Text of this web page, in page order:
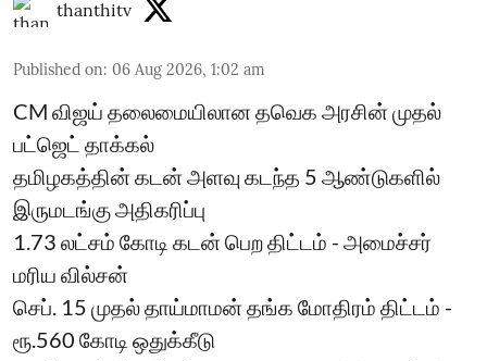
thanthitv
Published on: 06 Aug 2026, 1:02 am
CM விஜய் தலைமையிலான தவெக அரசின் முதல்
பட்ஜெட் தாக்கல்
தமிழகத்தின் கடன் அளவு கடந்த 5 ஆண்டுகளில்
இருமடங்கு அதிகரிப்பு
1.73 லட்சம் கோடி கடன் பெற திட்டம் - அமைச்சர்
மரிய வில்சன்
செப். 15 முதல் தாய்மாமன் தங்க மோதிரம் திட்டம் -
ரூ.560 கோடி ஒதுக்கீடு